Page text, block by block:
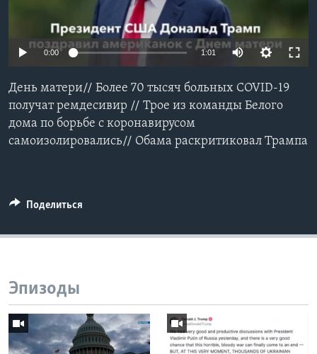
Learning English
Языки
0:00 1:01
День матери// Более 70 тысяч больных COVID-19
получат ремдесивир // Трое из команды Белого
дома по борьбе с коронавирусом
самоизолировались// Обама раскритиковал Трампа
Поделиться
Эпизоды